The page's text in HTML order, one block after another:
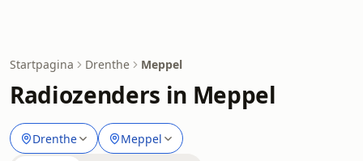
Startpagina Drenthe Meppel
Radiozenders in Meppel
Drenthe Meppel